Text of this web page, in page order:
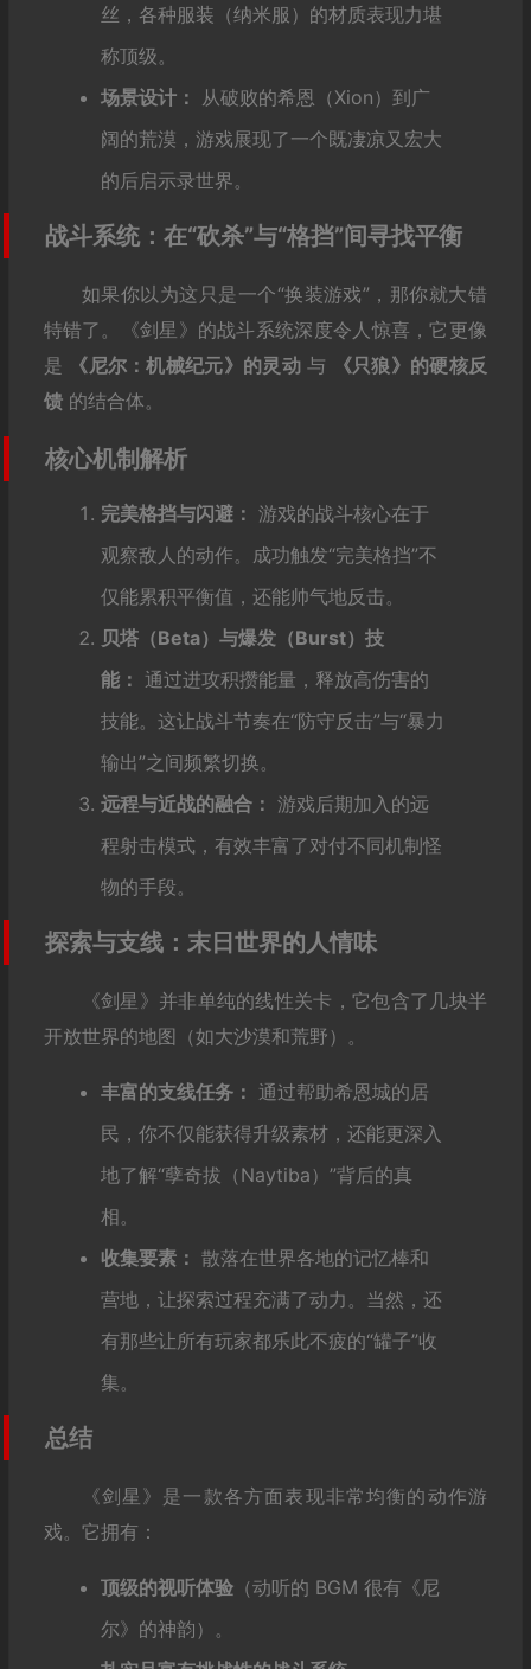
丝，各种服装（纳米服）的材质表现力堪
称顶级。
场景设计：
从破败的希恩（Xion）到广
阔的荒漠，游戏展现了一个既凄凉又宏大
的后启示录世界。
战斗系统：在“砍杀”与“格挡”间寻找平衡
如果你以为这只是一个“换装游戏”，那你就大错
特错了。《剑星》的战斗系统深度令人惊喜，它更像
是
《尼尔：机械纪元》的灵动与
《只狼》的硬核反
馈的结合体。
核心机制解析
完美格挡与闪避： 游戏的战斗核心在于
观察敌人的动作。成功触发“完美格挡”不
仅能累积平衡值，还能帅气地反击。
贝塔（Beta）与爆发（Burst）技
能： 通过进攻积攒能量，释放高伤害的
技能。这让战斗节奏在“防守反击”与“暴力
输出”之间频繁切换。
远程与近战的融合： 游戏后期加入的远
程射击模式，有效丰富了对付不同机制怪
物的手段。
探索与支线：末日世界的人情味
《剑星》并非单纯的线性关卡，它包含了几块半
开放世界的地图（如大沙漠和荒野）。
丰富的支线任务： 通过帮助希恩城的居
民，你不仅能获得升级素材，还能更深入
地了解“孽奇拔（Naytiba）”背后的真
相。
收集要素： 散落在世界各地的记忆棒和
营地，让探索过程充满了动力。当然，还
有那些让所有玩家都乐此不疲的“罐子”收
集。
总结
《剑星》是一款各方面表现非常均衡的动作游
戏。它拥有：
顶级的视听体验（动听的 BGM 很有《尼
尔》的神韵）。